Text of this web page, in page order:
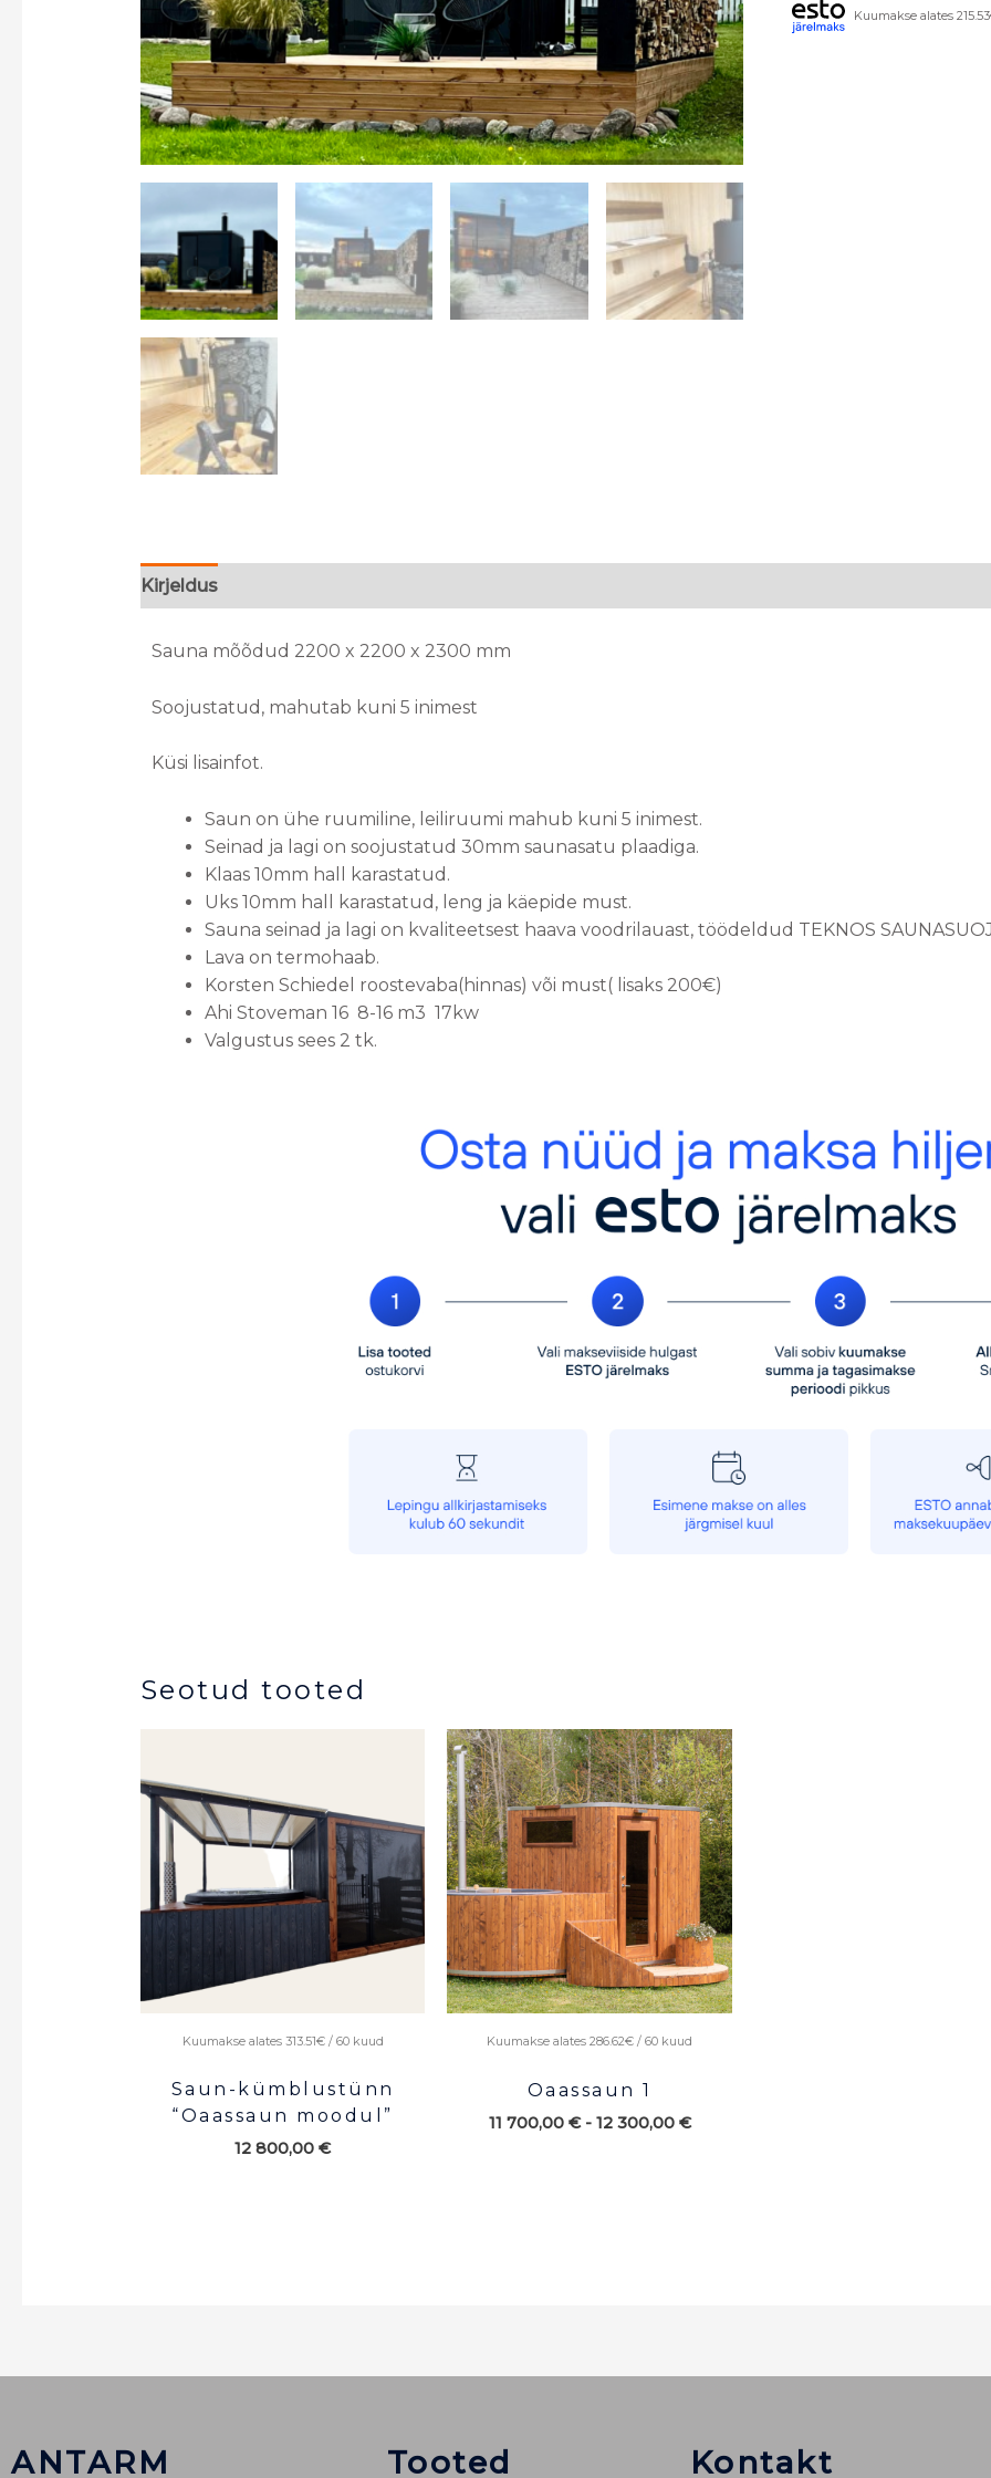
Kuumakse alates
Kirjeldus
Sauna mõõdud 2200 x 2200 x 2300 mm
Soojustatud, mahutab kuni 5 inimest
Küsi lisainfot.
Saun on ühe ruumiline, leiliruumi mahub kuni 5 inimest.
Seinad ja lagi on soojustatud 30mm saunasatu plaadiga.
Klaas 10mm hall karastatud.
Uks 10mm hall karastatud, leng ja käepide must.
Sauna seinad ja lagi on kvaliteetsest haava voodrilauast, töödeldud TEKNOS
Lava on termohaab.
Korsten Schiedel roostevaba(hinnas) või must( lisaks 200€)
Ahi Stoveman 16 8-16 m3 17kw
Valgustus sees 2 tk.
Seotud tooted
Kuumakse alates 313.51€ / 60 kuud
Saun-kümblustünn
“Oaassaun moodul”
12 800,00€
Kuumakse alates 286.62€ / 60 kuud
Oaassaun 1
11 700,00 €- 12 300,00 €
ANTARM Tooted Kontakt